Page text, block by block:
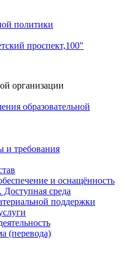
политики
проспект,100"
организации
образовательной
и требования
и оснащённость
Доступная среда
поддержки
(перевода)